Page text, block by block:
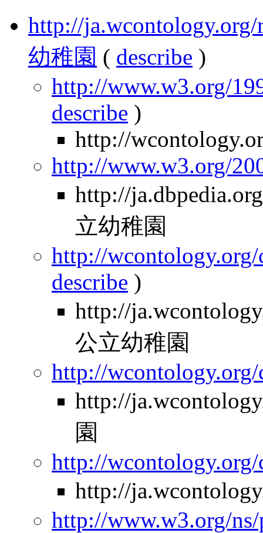
http://
幼稚園 ( describe )
http://www.w3.org/
describe )
http://
http://www.w3.org/
http://
立幼稚園
http://
describe )
http://
公立幼稚園
http://
http://
園
http://wcontology.org/
http://
http://www.w3.org/